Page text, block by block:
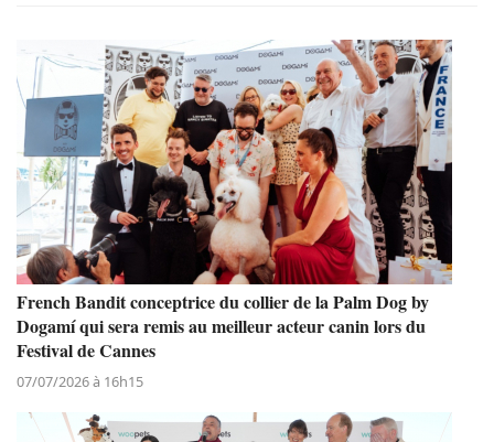
French Bandit conceptrice du collier de la Palm Dog by
Dogamí qui sera remis au meilleur acteur canin lors du
Festival de Cannes
07/07/2026 à 16h15